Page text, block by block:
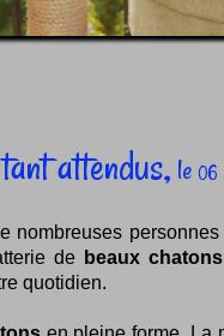
attendus, le 06
nombreuses
de beaux chatons
quotidien.